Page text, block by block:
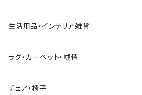
アジアン
ボタニカル
モダン
カウチソファ・コーナーソファ
オットマン
電動リクライニングソファ
マットレス
寝具
キッチン雑貨
突っ張り収納
カート
ディスプレイラック
生活用品・インテリア雑貨
ミラー・姿見
ハンガーラック・ポールハンガー
ラグ・カーペット・絨毯
チェア・椅子